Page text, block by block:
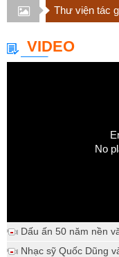
Thư viện tác
VIDEO
No
Dấu ấn 50 năm nền
Nhạc sỹ Quốc Dũng